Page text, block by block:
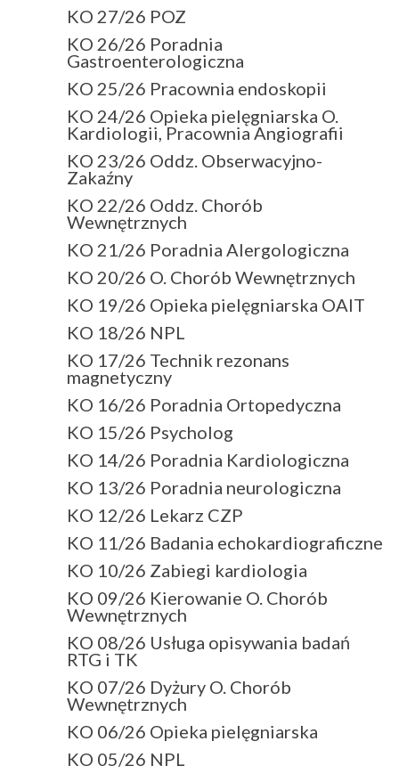
KO 27/26 POZ
KO 26/26 Poradnia
Gastroenterologiczna
KO 25/26 Pracownia endoskopii
KO 24/26 Opieka pielęgniarska O.
Kardiologii, Pracownia Angiografii
KO 23/26 Oddz. Obserwacyjno-
Zakaźny
KO 22/26 Oddz. Chorób
Wewnętrznych
KO 21/26 Poradnia Alergologiczna
KO 20/26 O. Chorób Wewnętrznych
KO 19/26 Opieka pielęgniarska OAIT
KO 18/26 NPL
KO 17/26 Technik rezonans
magnetyczny
KO 16/26 Poradnia Ortopedyczna
KO 15/26 Psycholog
KO 14/26 Poradnia Kardiologiczna
KO 13/26 Poradnia neurologiczna
KO 12/26 Lekarz CZP
KO 11/26 Badania echokardiograficzne
KO 10/26 Zabiegi kardiologia
KO 09/26 Kierowanie O. Chorób
Wewnętrznych
KO 08/26 Usługa opisywania badań
RTG i TK
KO 07/26 Dyżury O. Chorób
Wewnętrznych
KO 06/26 Opieka pielęgniarska
KO 05/26 NPL